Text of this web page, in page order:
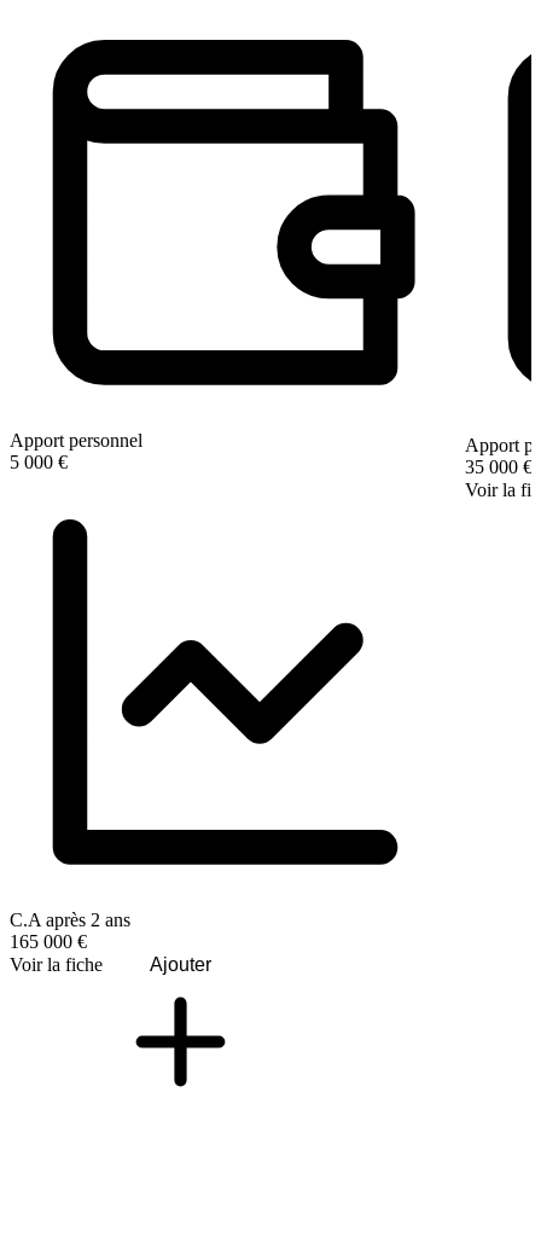
Apport personnel
5 000 €
C.A après 2 ans
165 000 €
Voir la fiche
Ajouter
Apport
35 000 €
Voir la